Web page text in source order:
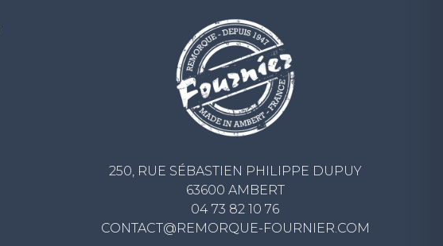
250, RUE SÉBASTIEN PHILIPPE DUPUY
63600 AMBERT
04 73 82 10 76
CONTACT@REMORQUE-FOURNIER.COM